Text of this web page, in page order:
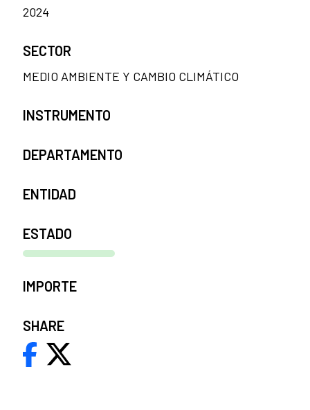
2024
SECTOR
MEDIO AMBIENTE Y CAMBIO CLIMÁTICO
INSTRUMENTO
DEPARTAMENTO
ENTIDAD
ESTADO
IMPORTE
SHARE